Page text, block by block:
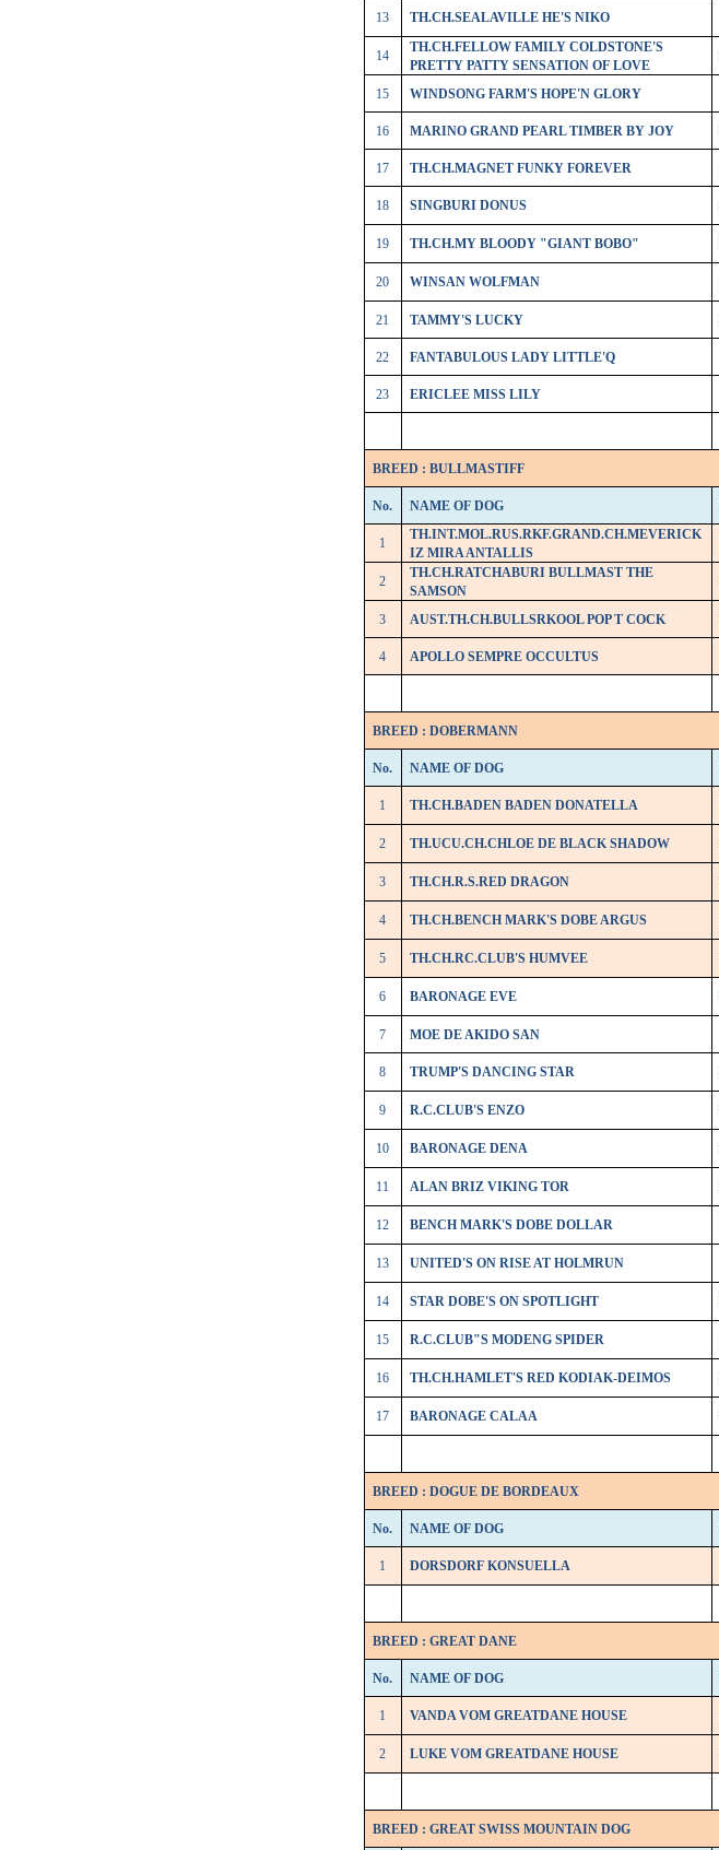
13 TH.CH.SEALAVILLE HE'S NIKO
14
TH.CH.FELLOW FAMILY COLDSTONE'S
PRETTY PATTY SENSATION OF LOVE
15 WINDSONG FARM'S HOPE'N GLORY
16 MARINO GRAND PEARL TIMBER BY JOY
17 TH.CH.MAGNET FUNKY FOREVER
18 SINGBURI DONUS
19 TH.CH.MY BLOODY "GIANT BOBO"
20 WINSAN WOLFMAN
21 TAMMY'S LUCKY
22 FANTABULOUS LADY LITTLE'Q
23 ERICLEE MISS LILY
BREED : BULLMASTIFF
No. NAME OF DOG
1
TH.INT.MOL.RUS.RKF.GRAND.CH.MEVERICK
IZ MIRA ANTALLIS
2
TH.CH.RATCHABURI BULLMAST THE
SAMSON
3 AUST.TH.CH.BULLSRKOOL POP T COCK
4 APOLLO SEMPRE OCCULTUS
BREED : DOBERMANN
No. NAME OF DOG
1 TH.CH.BADEN BADEN DONATELLA
2 TH.UCU.CH.CHLOE DE BLACK SHADOW
3 TH.CH.R.S.RED DRAGON
4 TH.CH.BENCH MARK'S DOBE ARGUS
5 TH.CH.RC.CLUB'S HUMVEE
6 BARONAGE EVE
7 MOE DE AKIDO SAN
8 TRUMP'S DANCING STAR
9 R.C.CLUB'S ENZO
10 BARONAGE DENA
11 ALAN BRIZ VIKING TOR
12 BENCH MARK'S DOBE DOLLAR
13 UNITED'S ON RISE AT HOLMRUN
14 STAR DOBE'S ON SPOTLIGHT
15 R.C.CLUB"S MODENG SPIDER
16 TH.CH.HAMLET'S RED KODIAK-DEIMOS
17 BARONAGE CALAA
BREED : DOGUE DE BORDEAUX
No. NAME OF DOG
1 DORSDORF KONSUELLA
BREED : GREAT DANE
No. NAME OF DOG
1 VANDA VOM GREATDANE HOUSE
2 LUKE VOM GREATDANE HOUSE
BREED : GREAT SWISS MOUNTAIN DOG